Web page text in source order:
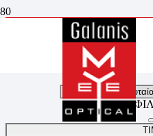
Πολυεστιακοί Φακοί
ΑΡΧΙΚΗ
ΦΑΚΟΙ